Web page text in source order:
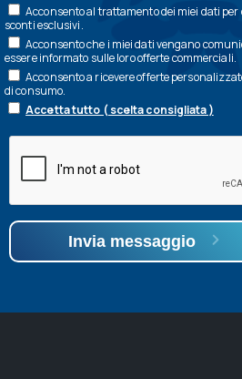
Acconsento al trattamento dei miei dati
sconti esclusivi.
Acconsento che i miei dati vengano
essere informato sulle loro offerte commerciali.
Acconsento a ricevere offerte
di consumo.
Accetta tutto ( scelta consigliata )
Invia messaggio